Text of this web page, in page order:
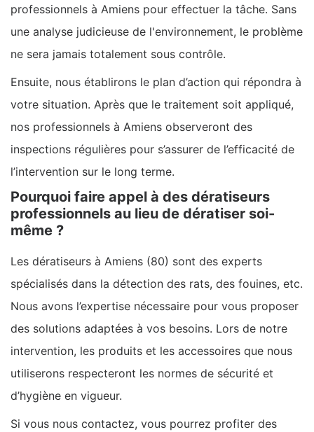
professionnels à Amiens pour effectuer la tâche. Sans
une analyse judicieuse de l'environnement, le problème
ne sera jamais totalement sous contrôle.
Ensuite, nous établirons le plan d’action qui répondra à
votre situation. Après que le traitement soit appliqué,
nos professionnels à Amiens observeront des
inspections régulières pour s’assurer de l’efficacité de
l’intervention sur le long terme.
Pourquoi faire appel à des dératiseurs
professionnels au lieu de dératiser soi-
même ?
Les dératiseurs à Amiens (80) sont des experts
spécialisés dans la détection des rats, des fouines, etc.
Nous avons l’expertise nécessaire pour vous proposer
des solutions adaptées à vos besoins. Lors de notre
intervention, les produits et les accessoires que nous
utiliserons respecteront les normes de sécurité et
d’hygiène en vigueur.
Si vous nous contactez, vous pourrez profiter des